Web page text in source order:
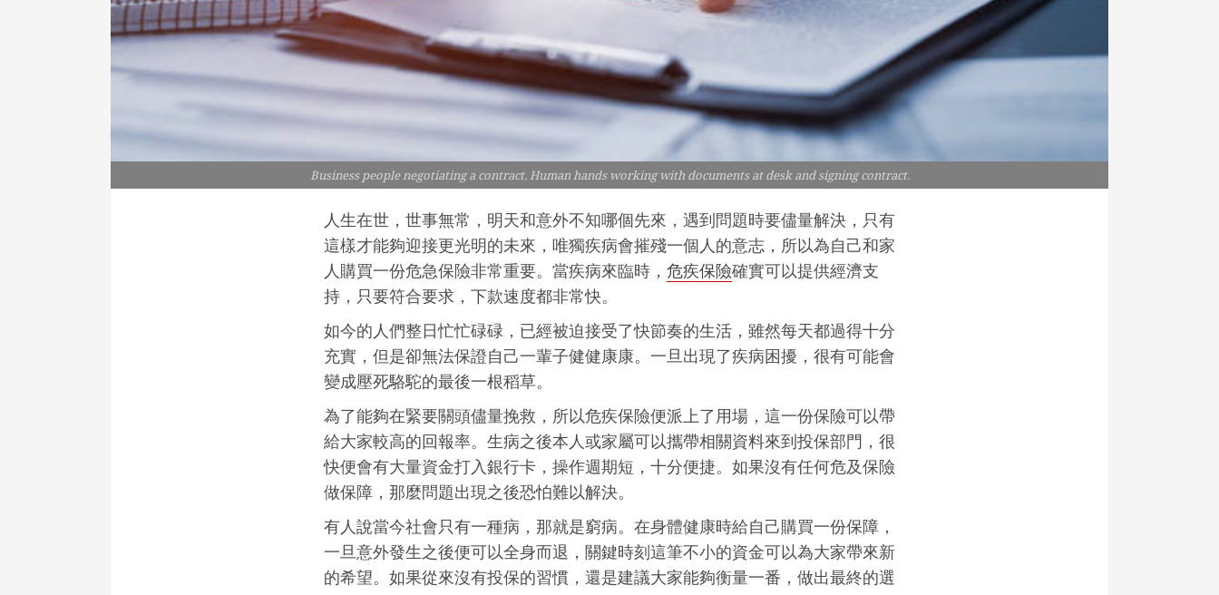
Business people negotiating a contract. Human hands working with documents at desk and signing contract.
人生在世，世事無常，明天和意外不知哪個先來，遇到問題時要儘量解決，只有
這樣才能夠迎接更光明的未來，唯獨疾病會摧殘一個人的意志，所以為自己和家
人購買一份危急保險非常重要。當疾病來臨時， 危疾保險確實可以提供經濟支
持，只要符合要求，下款速度都非常快。
如今的人們整日忙忙碌碌，已經被迫接受了快節奏的生活，雖然每天都過得十分
充實，但是卻無法保證自己一輩子健健康康。一旦出現了疾病困擾，很有可能會
變成壓死駱駝的最後一根稻草。
為了能夠在緊要關頭儘量挽救，所以危疾保險便派上了用場，這一份保險可以帶
給大家較高的回報率。生病之後本人或家屬可以攜帶相關資料來到投保部門，很
快便會有大量資金打入銀行卡，操作週期短，十分便捷。如果沒有任何危及保險
做保障，那麼問題出現之後恐怕難以解決。
有人說當今社會只有一種病，那就是窮病。在身體健康時給自己購買一份保障，
一旦意外發生之後便可以全身而退，關鍵時刻這筆不小的資金可以為大家帶來新
的希望。如果從來沒有投保的習慣，還是建議大家能夠衡量一番，做出最終的選